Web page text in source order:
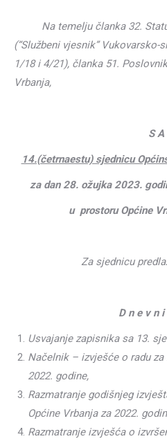
Na temelju članka 32.
(“Službeni vjesnik”
1/18 i 4/21), članka 51.
Vrbanja,
S A Z I
14.(četrnaestu) sjednicu
za dan 28. ožujka 2023.
u prostoru Općine
Za sjednicu
D n e v n
Usvajanje zapisnika sa 13.
Načelnik – izvješće o radu
2022. godine,
Razmatranje godišnjeg
Općine Vrbanja za 2022.
Razmatranje izvješća o